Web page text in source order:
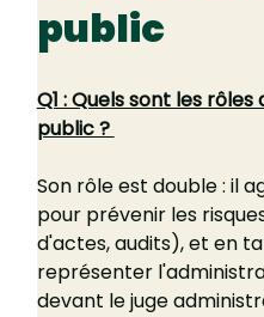
public
Q1 : Quels sont les
public ?
Son rôle est double : il
pour prévenir les
d'actes, audits), et en
représenter
devant le juge